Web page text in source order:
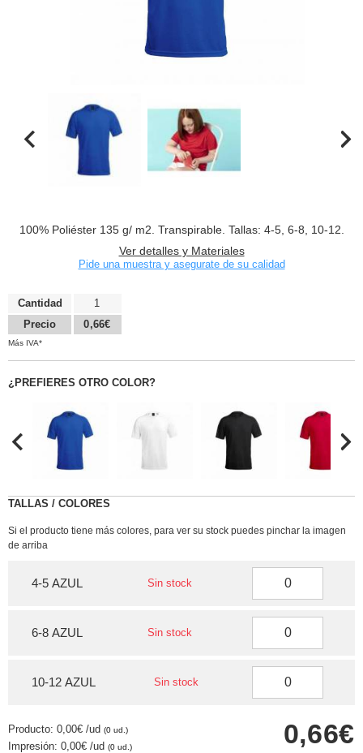
100% Poliéster 135 g/ m2. Transpirable. Tallas: 4-5, 6-8, 10-12.
Ver detalles y Materiales
Pide una muestra y asegurate de su calidad
Cantidad
Precio
1
0,66€
Más IVA*
¿PREFIERES OTRO COLOR?
TALLAS / COLORES
Si el producto tiene más colores, para ver su stock puedes pinchar la imagen
de arriba
4-5 AZUL Sin stock
6-8 AZUL Sin stock
10-12 AZUL Sin stock
Producto: 0,00€ /ud (0 ud.)
Impresión: 0,00€ /ud (0 ud.) 0,66€